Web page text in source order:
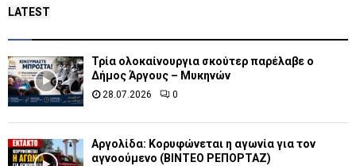
LATEST
Τρία ολοκαίνουργια σκούτερ παρέλαβε o
Δήμος Άργους – Μυκηνών
28.07.2026 0
Αργολίδα: Κορυφώνεται η αγωνία για τον
αγνοούμενο (ΒΙΝΤΕΟ ΡΕΠΟΡΤΑΖ)